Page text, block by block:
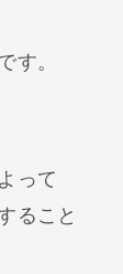
す。
って
ること